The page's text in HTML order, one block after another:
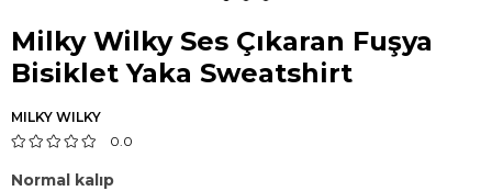
Milky Wilky Ses Çıkaran Fuşya
Bisiklet Yaka Sweatshirt
MILKY WILKY
0.0
Normal kalıp